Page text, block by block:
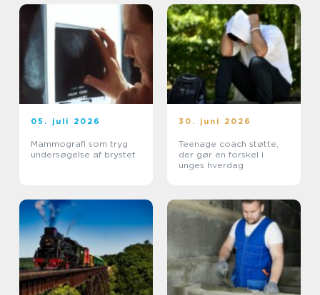
05. juli 2026
Mammografi som tryg
undersøgelse af brystet
30. juni 2026
Teenage coach støtte,
der gør en forskel i
unges hverdag